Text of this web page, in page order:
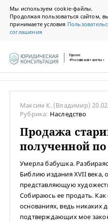
Мы используем cookie-файлы.
Продолжая пользоваться сайтом,
принимаете условия
соглашения
Проект
«Российской газеты»
Максим К.(Владимир)
Рубрика: Наследство
Продажа
полученной
Умерла бабушка.
Библию издания ХVII века,
представляющую
Собираюсь ее продать. Как
основаниях, ведь никаких
подтверждающих мое